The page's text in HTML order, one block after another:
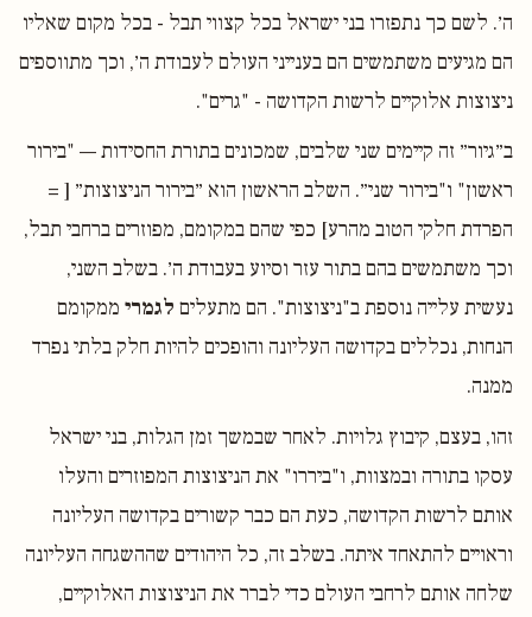
ה׳. לשם כך נתפזרו בני ישראל בכל קצווי תבל - בכל מקום שאליו
הם מגיעים משתמשים הם בענייני העולם לעבודת ה׳, וכך מתווספים
ניצוצות אלוקיים לרשות הקדושה - "גרים".
ב״גיור״ זה קיימים שני שלבים, שמכונים בתורת החסידות — "בירור
ראשון" ו"בירור שני״. השלב הראשון הוא ״בירור הניצוצות״ [ =
הפרדת חלקי הטוב מהרע] כפי שהם במקומם, מפוזרים ברחבי תבל,
וכך משתמשים בהם בתור עזר וסיוע בעבודת ה׳. בשלב השני,
נעשית עלייה נוספת ב"ניצוצות". הם מתעלים לגמרי ממקומם
הנחות, נכללים בקדושה העליונה והופכים להיות חלק בלתי נפרד
ממנה.
זהו, בעצם, קיבוץ גלויות. לאחר שבמשך זמן הגלות, בני ישראל
עסקו בתורה ובמצוות, ו"ביררו" את הניצוצות המפוזרים והעלו
אותם לרשות הקדושה, כעת הם כבר קשורים בקדושה העליונה
וראויים להתאחד איתה. בשלב זה, כל היהודים שההשגחה העליונה
שלחה אותם לרחבי העולם כדי לברר את הניצוצות האלוקיים,